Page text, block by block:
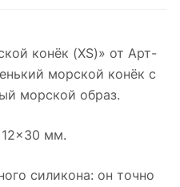
конёк (XS)» от Арт-
морской конёк с
морской образ.
12×30 мм.
силикона: он точно